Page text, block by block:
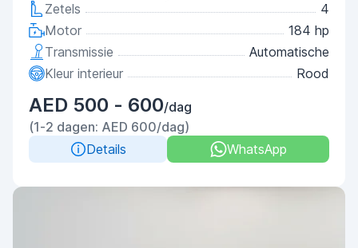
Zetels
4
Motor
184 hp
Transmissie
Automatische
Kleur interieur
Rood
AED 500 - 600/dag
(1-2 dagen: AED 600/dag)
Details
WhatsApp